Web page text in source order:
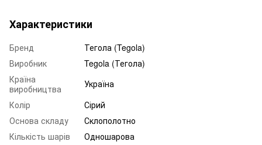
Характеристики
Бренд
Тегола (Tegola)
Виробник
Tegola (Тегола)
Країна
виробництва
Україна
Колір
Сірий
Основа складу
Склополотно
Кількість шарів
Одношарова